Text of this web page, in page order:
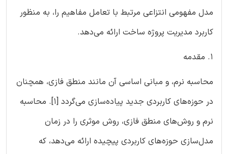
مدل مفهومی انتزاعی مرتبط با تعامل مفاهیم را، به منظور
کاربرد مدیریت پروژه ساخت ارائه می‌دهد.
1. مقدمه
محاسبه نرم، و مبانی اساسی آن مانند منطق فازی، همچنان
در حوزه‌های کاربردی جدید پیاده‌سازی می‌گردد [1]. محاسبه
نرم و روش‌های منطق فازی، روش موثری را در زمان
مدل‌سازی حوزه‌های کاربردی پیچیده ارائه می‌دهد، که